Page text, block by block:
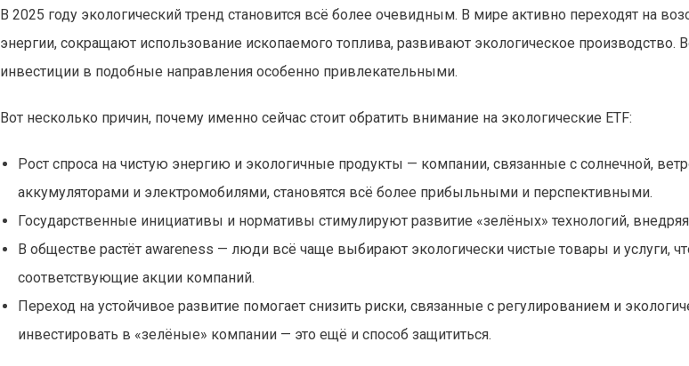
В 2025 году экологический тренд становится всё более очевидным. В мире активно переходят на
энергии, сокращают использование ископаемого топлива, развивают экологическое производство.
инвестиции в подобные направления особенно привлекательными.
Вот несколько причин, почему именно сейчас стоит обратить внимание на экологические ETF:
Рост спроса на чистую энергию и экологичные продукты — компании, связанные с солнечной,
аккумуляторами и электромобилями, становятся всё более прибыльными и перспективными.
Государственные инициативы и нормативы стимулируют развитие «зелёных» технологий,
В обществе растёт awareness — люди всё чаще выбирают экологически чистые товары и услуги,
соответствующие акции компаний.
Переход на устойчивое развитие помогает снизить риски, связанные с регулированием и
инвестировать в «зелёные» компании — это ещё и способ защититься.